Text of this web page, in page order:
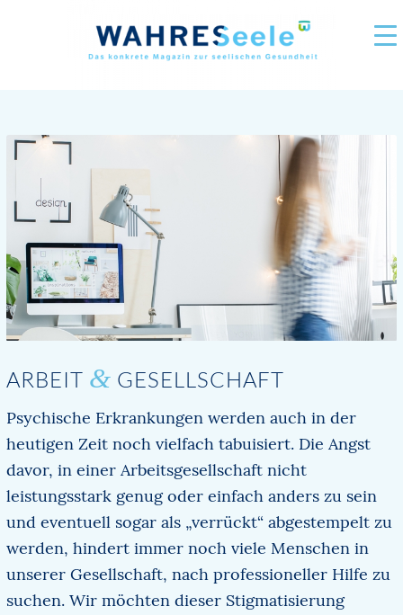
ARBEIT & GESELLSCHAFT
Psychische Erkrankungen werden auch in der
heutigen Zeit noch vielfach tabuisiert. Die Angst
davor, in einer Arbeitsgesellschaft nicht
leistungsstark genug oder einfach anders zu sein
und eventuell sogar als „verrückt“ abgestempelt zu
werden, hindert immer noch viele Menschen in
unserer Gesellschaft, nach professioneller Hilfe zu
suchen. Wir möchten dieser Stigmatisierung